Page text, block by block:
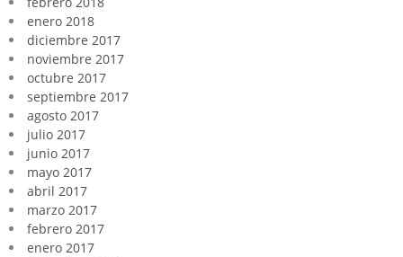
enero 2018
diciembre 2017
noviembre 2017
octubre 2017
septiembre 2017
agosto 2017
julio 2017
junio 2017
mayo 2017
abril 2017
marzo 2017
febrero 2017
enero 2017